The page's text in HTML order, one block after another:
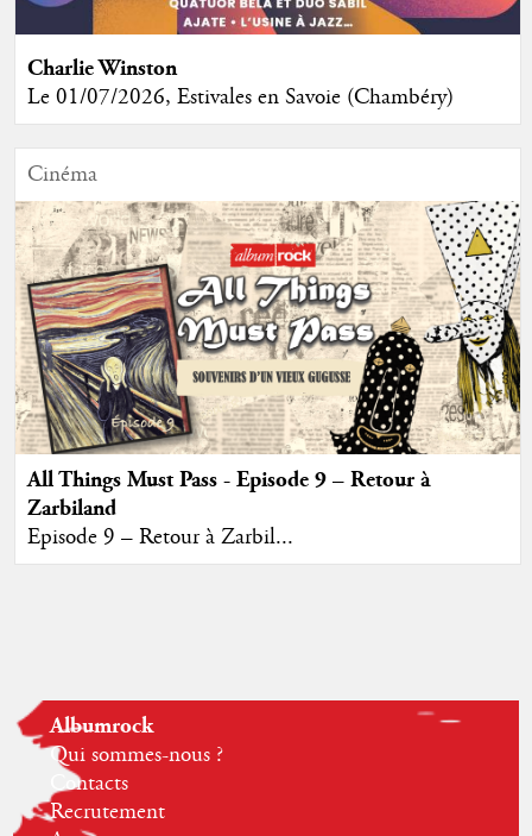
Charlie Winston
Le 01/07/2026, Estivales en Savoie (Chambéry)
Cinéma
All Things Must Pass - Episode 9 – Retour à
Zarbiland
Episode 9 – Retour à Zarbil...
Albumrock
Qui sommes-nous ?
Contacts
Recrutement